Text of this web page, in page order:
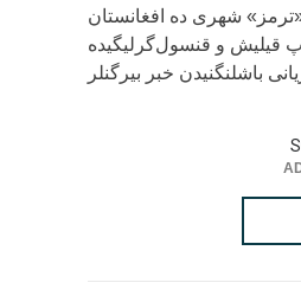
قنسول‌گرلیگیده ‎پاسپورت نی چاپ قیلیش و